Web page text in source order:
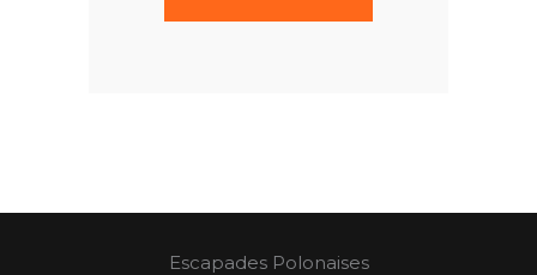
Escapades Polonaises